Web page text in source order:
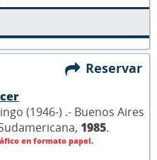
Reservar
(1946-) .- Buenos Aires
1985.
en formato papel.